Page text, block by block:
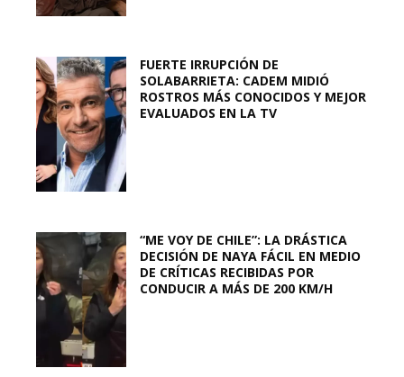
FUERTE IRRUPCIÓN DE
SOLABARRIETA: CADEM MIDIÓ
ROSTROS MÁS CONOCIDOS Y MEJOR
EVALUADOS EN LA TV
“ME VOY DE CHILE”: LA DRÁSTICA
DECISIÓN DE NAYA FÁCIL EN MEDIO
DE CRÍTICAS RECIBIDAS POR
CONDUCIR A MÁS DE 200 KM/H